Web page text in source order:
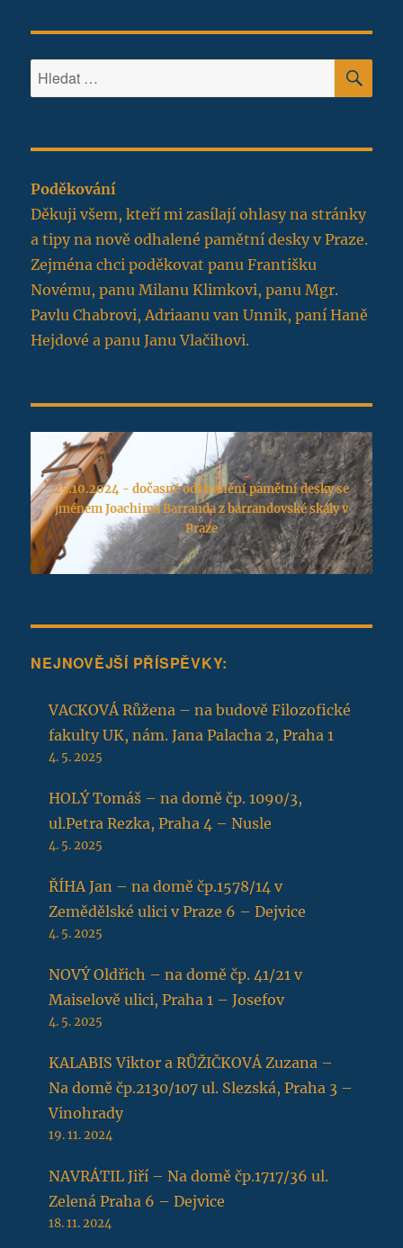
Hledat:
Poděkování
Děkuji všem, kteří mi zasílají ohlasy na stránky
a tipy na nově odhalené pamětní desky v Praze.
Zejména chci poděkovat panu Františku
Novému, panu Milanu Klimkovi, panu Mgr.
Pavlu Chabrovi, Adriaanu van Unnik, paní Haně
Hejdové a panu Janu Vlačihovi.
25.10.2024 - dočasné odstranění pamětní desky se
jménem Joachima Barranda z barrandovské skály v
Praze
NEJNOVĚJŠÍ PŘÍSPĚVKY:
VACKOVÁ Růžena – na budově Filozofické
fakulty UK, nám. Jana Palacha 2, Praha 1
4. 5. 2025
HOLÝ Tomáš – na domě čp. 1090/3,
ul.Petra Rezka, Praha 4 – Nusle
4. 5. 2025
ŘÍHA Jan – na domě čp.1578/14 v
Zemědělské ulici v Praze 6 – Dejvice
4. 5. 2025
NOVÝ Oldřich – na domě čp. 41/21 v
Maiselově ulici, Praha 1 – Josefov
4. 5. 2025
KALABIS Viktor a RŮŽIČKOVÁ Zuzana –
Na domě čp.2130/107 ul. Slezská, Praha 3 –
Vinohrady
19. 11. 2024
NAVRÁTIL Jiří – Na domě čp.1717/36 ul.
Zelená Praha 6 – Dejvice
18. 11. 2024